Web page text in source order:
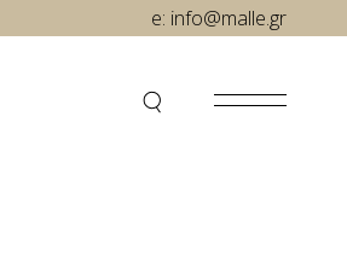
e: info@malle.gr